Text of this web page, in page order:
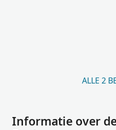
ALLE 2
Informatie over